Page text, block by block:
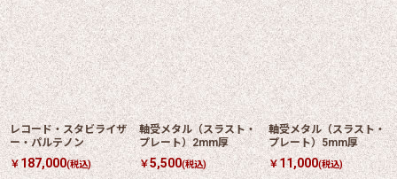
レコード・スタビライザ
ー・パルテノン
￥187,000(税込)
軸受メタル（スラスト・
プレート）2mm厚
￥5,500(税込)
軸受メタル（スラスト・
プレート）5mm厚
￥ 11,000(税込)